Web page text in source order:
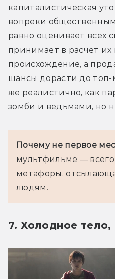
капиталистическая
вопреки
равно оценивает всех
принимает в расчёт их
происхождение, а
шансы дорасти до
же реалистично, как
зомби и ведьмами, но
Почему не первое
мультфильме —
метафоры,
людям.
7. Холодное тело,